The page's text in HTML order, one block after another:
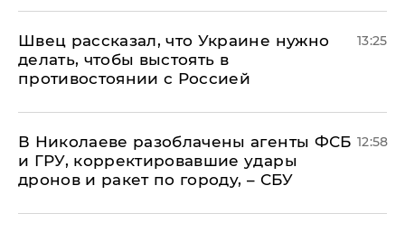
Швец рассказал, что Украине нужно
делать, чтобы выстоять в
противостоянии с Россией
13:25
В Николаеве разоблачены агенты ФСБ
и ГРУ, корректировавшие удары
дронов и ракет по городу, – СБУ
12:58